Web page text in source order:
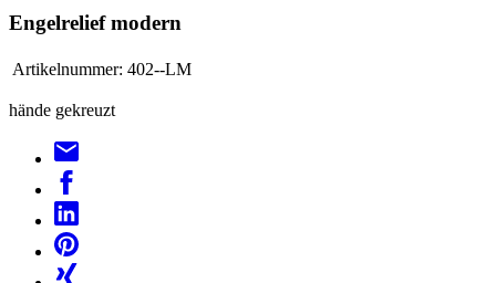
Engelrelief modern
Artikelnummer: 402--LM
hände gekreuzt